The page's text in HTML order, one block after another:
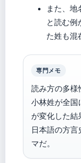
また、地
と読む例
た姓も混
専門メモ
読み方の多様
小林姓が全国
が変化した結
日本語の方
マだ。